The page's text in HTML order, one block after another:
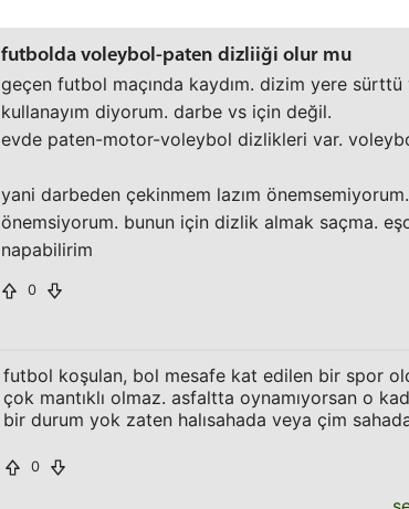
futbolda voleybol-paten dizliiği olur mu
geçen futbol maçında kaydım. dizim yere
kullanayım diyorum. darbe vs için değil.
evde paten-motor-voleybol dizlikleri var.
yani darbeden çekinmem lazım
önemsiyorum. bunun için dizlik almak saçma.
napabilirim
0
futbol koşulan, bol mesafe kat edilen bir spor
çok mantıklı olmaz. asfaltta oynamıyorsan o
bir durum yok zaten halısahada veya çim
0